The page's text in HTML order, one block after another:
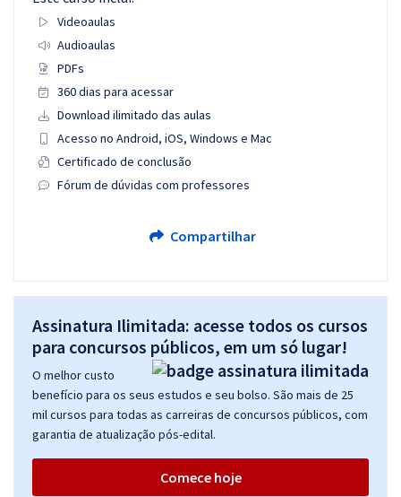
Videoaulas
Audioaulas
PDFs
360 dias para acessar
Download ilimitado das aulas
Acesso no Android, iOS, Windows e Mac
Certificado de conclusão
Fórum de dúvidas com professores
Compartilhar
Assinatura Ilimitada: acesse todos os cursos
para concursos públicos, em um só lugar!
O melhor custo
benefício para os seus estudos e seu bolso. São mais de 25
mil cursos para todas as carreiras de concursos públicos, com
garantia de atualização pós-edital.
Comece hoje